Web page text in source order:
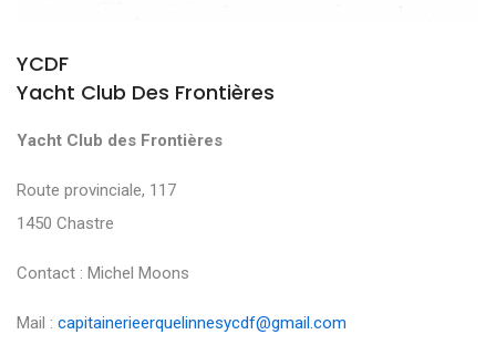
YCDF
Yacht Club Des Frontières
Yacht Club des Frontières
Route provinciale, 117
1450 Chastre
Contact : Michel Moons
Mail : capitainerieerquelinnesycdf@gmail.com